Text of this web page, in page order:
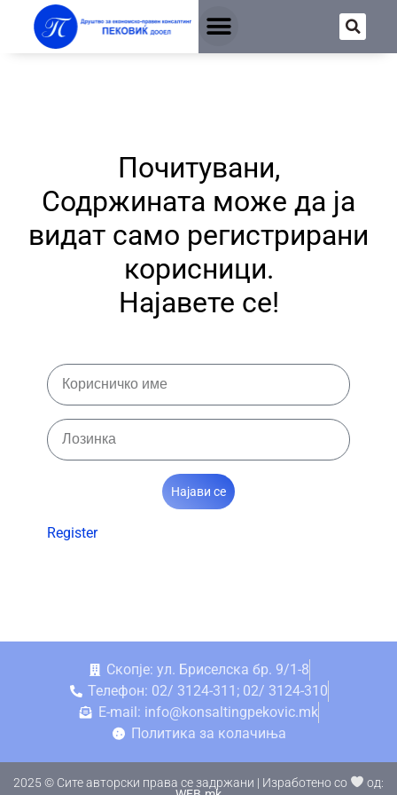
Почитувани,
Содржината може да ја
видат само регистрирани
корисници.
Најавете се!
Најави се
Register
Скопје: ул. Бриселска бр. 9/1-8
Телефон: 02/ 3124-311; 02/ 3124-310
E-mail: info@konsaltingpekovic.mk
Политика за колачиња
2025 © Сите авторски права се задржани | Изработено со
од: